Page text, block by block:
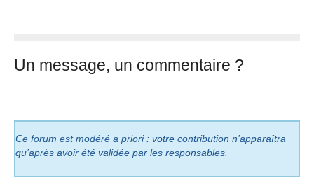
Un message, un commentaire ?
Ce forum est modéré a priori : votre contribution n’apparaîtra
qu’après avoir été validée par les responsables.